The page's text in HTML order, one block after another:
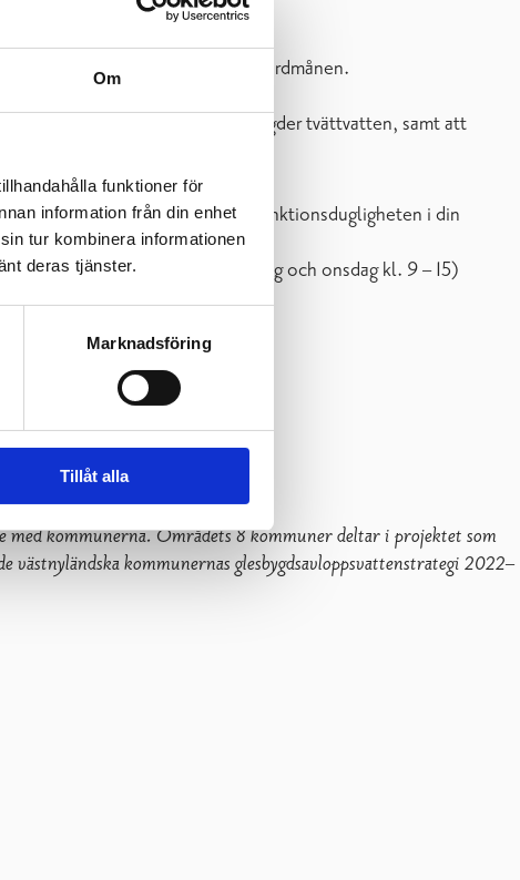
Om
funktioner för
information från din enhet
tur kombinera informationen
deras tjänster.
Marknadsföring
Tillåt alla
mycket som möjligt.
från att transporteras ut i jordmånen.
för små mängder tvättvatten, samt att
Om du är osäker på funktionsdugligheten i din
045 7750 7725
(tisdag och onsdag kl. 9 – 15)
med kommunerna. Områdets 8 kommuner deltar i projektet som
västnyländska kommunernas glesbygdsavloppsvattenstrategi 2022–